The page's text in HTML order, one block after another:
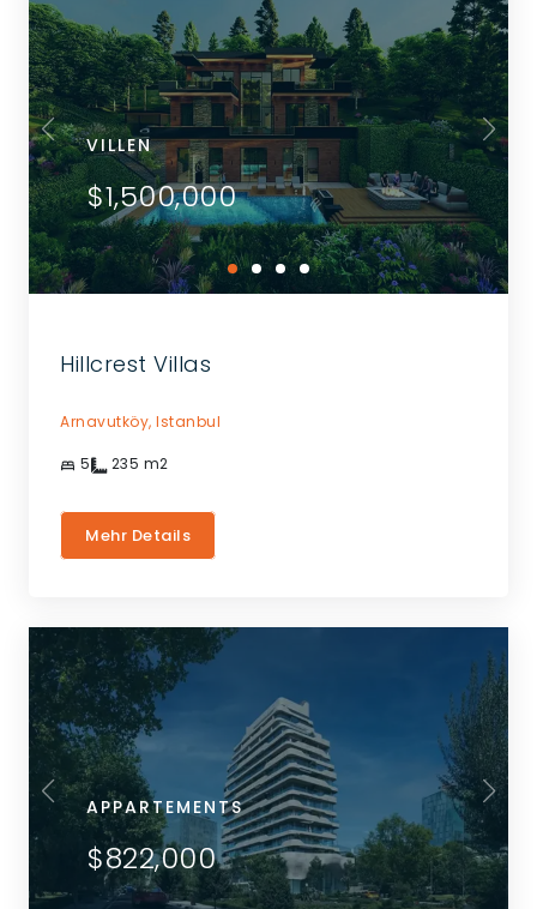
VILLEN
$1,500,000
Hillcrest Villas
Arnavutköy, Istanbul
5 235 m2
Mehr Details
APPARTEMENTS
$822,000